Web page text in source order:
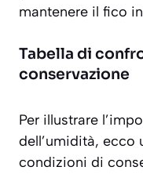
mantenere il fico
Tabella di
conservazione
Per illustrare
dell’umidità, ecco
condizioni di